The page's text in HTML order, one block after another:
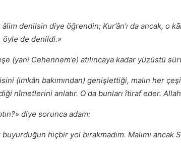
denilsin diye öğrendin; Kur’ânʼı da ancak, o
de denildi.»
(yani Cehennem’e) atılıncaya kadar yüzüstü
(imkân bakımından) genişlettiği, malın her
nîmetlerini anlatır. O da bunları îtiraf eder.
diye sorunca adam:
hiçbir yol bırakmadım. Malımı ancak